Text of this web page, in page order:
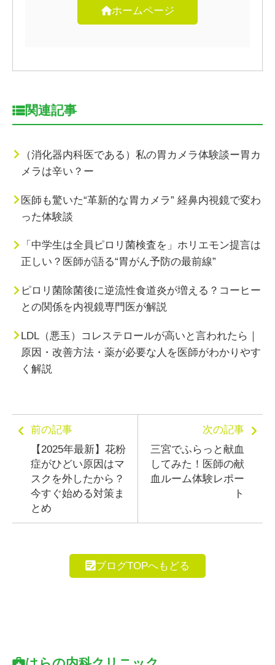
ホームページ
関連記事
（消化器内科医である）私の胃カメラ体験談ー胃カ
メラは辛い？ー
医師も驚いた“革新的な胃カメラ” 経鼻内視鏡で変わ
った体験談
「中学生は全員ピロリ菌検査を」ホリエモン提言は
正しい？医師が語る“胃がん予防の最前線”
ピロリ菌除菌後に逆流性食道炎が増える？コーヒー
との関係を内視鏡専門医が解説
LDL（悪玉）コレステロールが高いと言われたら｜
原因・改善方法・薬が必要な人を医師がわかりやす
く解説
前の記事
【2025年最新】花粉
症がひどい原因はマ
スクを外したから？
今すぐ始める対策ま
とめ
次の記事
三宮でふらっと献血
してみた！医師の献
血ルーム体験レポー
ト
ブログTOPへもどる